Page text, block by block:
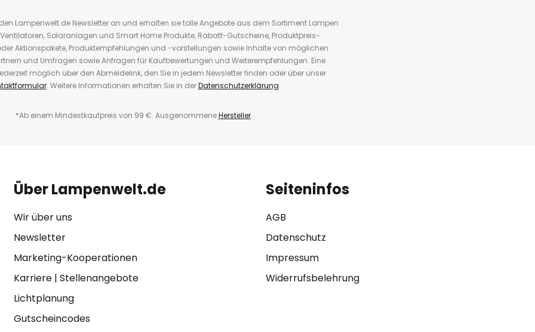
Lampenwelt.de Newsletter an und erhalten sie tolle Angebote aus dem Sortiment Lampen
Solaranlagen und Smart Home Produkte, Rabatt-Gutscheine, Produktpreis-
Aktionspakete, Produktempfehlungen und -vorstellungen sowie Inhalte von möglichen
und Umfragen sowie Anfragen für Kaufbewertungen und Weiterempfehlungen. Eine
möglich über den Abmeldelink, den Sie in jedem Newsletter finden oder über unser
. Weitere Informationen erhalten Sie in derDatenschutzerklärung.
*Ab einem Mindestkaufpreis von 99 €. AusgenommeneHersteller.
Über Lampenwelt.de
Wir über uns
Newsletter
Marketing-Kooperationen
Karriere| Stellenangebote
Lichtplanung
Gutscheincodes
Seiteninfos
AGB
Datenschutz
Impressum
Widerrufsbelehrung